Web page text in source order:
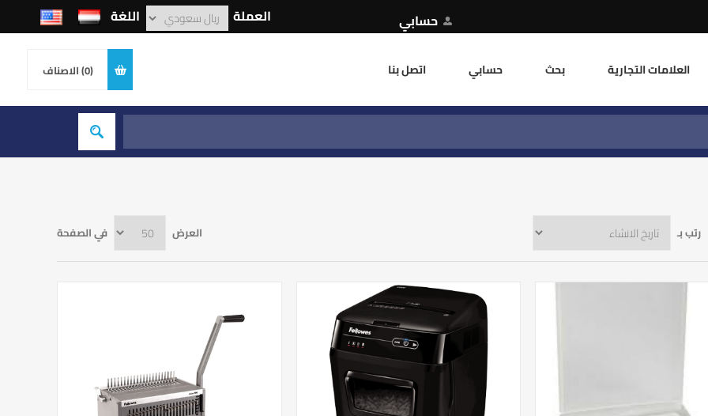
العملة اللغة حسابي
العلامات التجارية بحث حسابي اتصل بنا (0) الاصناف
رتب بـ العرض في الصفحة